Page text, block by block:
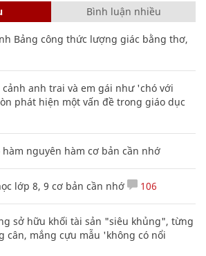
Bình luận nhiều
Bảng công thức lượng giác bằng thơ,
anh trai và em gái như 'chó với
phát hiện một vấn đề trong giáo dục
nguyên hàm cơ bản cần nhớ
lớp 8, 9 cơ bản cần nhớ 106
sở hữu khối tài sản "siêu khủng", từng
cân, mắng cựu mẫu 'không có nổi